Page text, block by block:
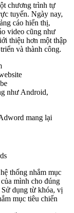
chương trình tự
tuyến. Ngày nay,
cáo hiển thị,
video cũng như
thiệu hơn một thập
và thành công.
như Android,
thống nhắm mục
mình cho đúng
dụng từ khóa, vị
mục tiêu chiến